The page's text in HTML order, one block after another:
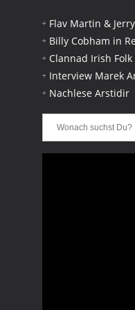
Flav Martin &
Billy Cobham in
Clannad Irish
Interview Marek
Nachlese Arstidir